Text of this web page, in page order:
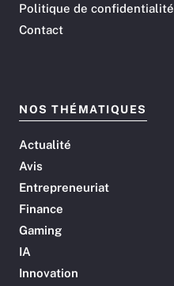
Politique de confidentialité
Contact
NOS THÉMATIQUES
Actualité
Avis
Entrepreneuriat
Finance
Gaming
IA
Innovation